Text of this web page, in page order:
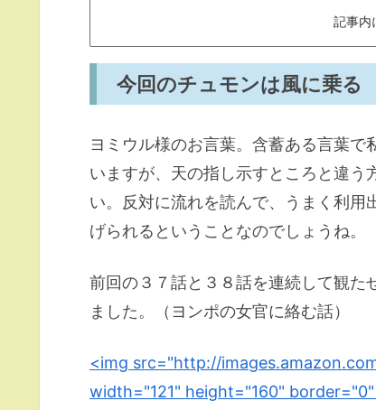
記事内
今回のチュモンは風に乗る
ヨミウル様のお言葉。含蓄ある言葉
いますが、天の指し示すところと違う
い。反対に流れを読んで、うまく利用
げられるということなのでしょうね。
前回の３７話と３８話を連続して観た
ました。（ヨンポの女官に絡む話）
<img src="http://
width="121" height="160"